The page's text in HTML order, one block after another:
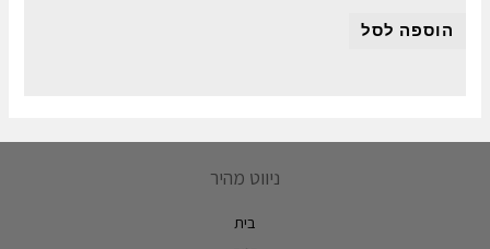
הוספה לסל
ניווט מהיר
בית